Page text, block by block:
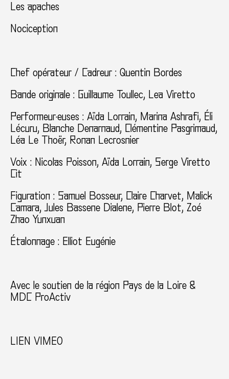
Les apaches
Nociception
Chef opérateur / Cadreur : Quentin Bordes
Bande originale : Guillaume Toullec, Lea Viretto
Performeur·euses : Aïda Lorrain, Marina Ashrafi, Éli
Lécuru, Blanche Denarnaud, Clémentine Pasgrimaud,
Léa Le Thoër, Ronan Lecrosnier
Voix : Nicolas Poisson, Aïda Lorrain, Serge Viretto
Cit
Figuration : Samuel Bosseur, Claire Charvet, Malick
Camara, Jules Bassene Dialene, Pierre Blot, Zoé
Zhao Yunxuan
Étalonnage : Elliot Eugénie
Avec le soutien de la région Pays de la Loire &
MDC ProActiv
LIEN VIMEO